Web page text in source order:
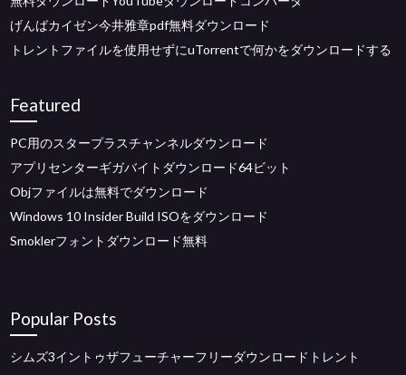
げんばカイゼン今井雅章pdf無料ダウンロード
トレントファイルを使用せずにuTorrentで何かをダウンロードする
Featured
PC用のスタープラスチャンネルダウンロード
アプリセンターギガバイトダウンロード64ビット
Objファイルは無料でダウンロード
Windows 10 Insider Build ISOをダウンロード
Smoklerフォントダウンロード無料
Popular Posts
シムズ3イントゥザフューチャーフリーダウンロードトレント